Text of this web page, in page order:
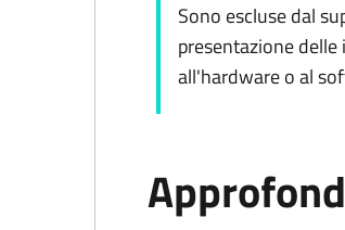
Sono escluse dal
presentazione
all'hardware o al